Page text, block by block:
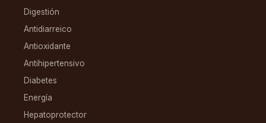
Digestión
Antidiarreico
Antioxidante
Antihipertensivo
Diabetes
Energía
Hepatoprotector